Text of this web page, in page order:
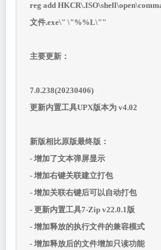
reg add
文件.exe\" \"%%L\""
主要更新：
7.0.238(20230406)
更新内置工具UPX版本为 v4.02
新版相比原版最终版：
- 增加了文本弹屏显示
- 增加右键关联建立打包
- 增加关联右键后可以自动打包
- 更新内置工具7-Zip v22.0.1版
- 增加释放的执行文件的兼容模式
- 增加释放后的文件增加只读功能